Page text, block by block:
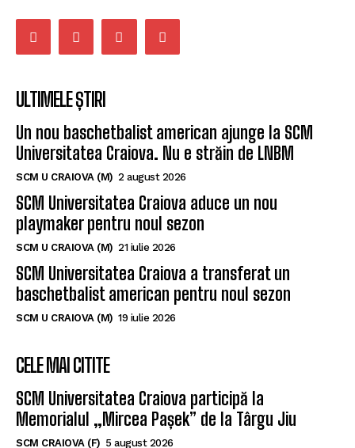
ULTIMELE ȘTIRI
Un nou baschetbalist american ajunge la SCM
Universitatea Craiova. Nu e străin de LNBM
SCM U CRAIOVA (M) 2 august 2026
SCM Universitatea Craiova aduce un nou
playmaker pentru noul sezon
SCM U CRAIOVA (M) 21 iulie 2026
SCM Universitatea Craiova a transferat un
baschetbalist american pentru noul sezon
SCM U CRAIOVA (M) 19 iulie 2026
CELE MAI CITITE
SCM Universitatea Craiova participă la
Memorialul „Mircea Pașek” de la Târgu Jiu
SCM CRAIOVA (F) 5 august 2026